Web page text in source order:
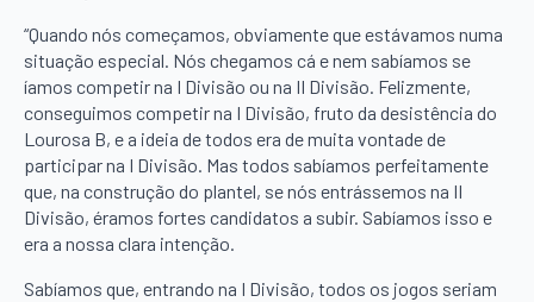
“Quando nós começamos, obviamente que estávamos numa
situação especial. Nós chegamos cá e nem sabíamos se
íamos competir na I Divisão ou na II Divisão. Felizmente,
conseguimos competir na I Divisão, fruto da desistência do
Lourosa B, e a ideia de todos era de muita vontade de
participar na I Divisão. Mas todos sabíamos perfeitamente
que, na construção do plantel, se nós entrássemos na II
Divisão, éramos fortes candidatos a subir. Sabíamos isso e
era a nossa clara intenção.
Sabíamos que, entrando na I Divisão, todos os jogos seriam